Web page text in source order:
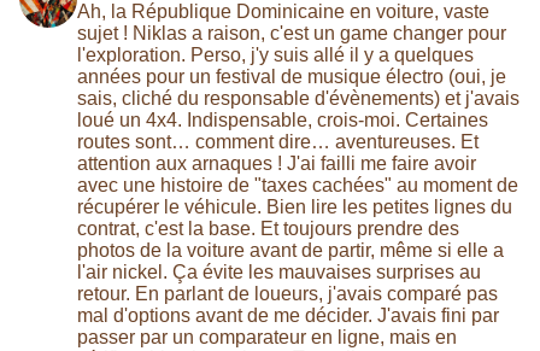
Ah, la République Dominicaine en voiture, vaste
sujet ! Niklas a raison, c'est un game changer pour
l'exploration. Perso, j'y suis allé il y a quelques
années pour un festival de musique électro (oui, je
sais, cliché du responsable d'évènements) et j'avais
loué un 4x4. Indispensable, crois-moi. Certaines
routes sont… comment dire… aventureuses. Et
attention aux arnaques ! J'ai failli me faire avoir
avec une histoire de "taxes cachées" au moment de
récupérer le véhicule. Bien lire les petites lignes du
contrat, c'est la base. Et toujours prendre des
photos de la voiture avant de partir, même si elle a
l'air nickel. Ça évite les mauvaises surprises au
retour. En parlant de loueurs, j'avais comparé pas
mal d'options avant de me décider. J'avais fini par
passer par un comparateur en ligne, mais en